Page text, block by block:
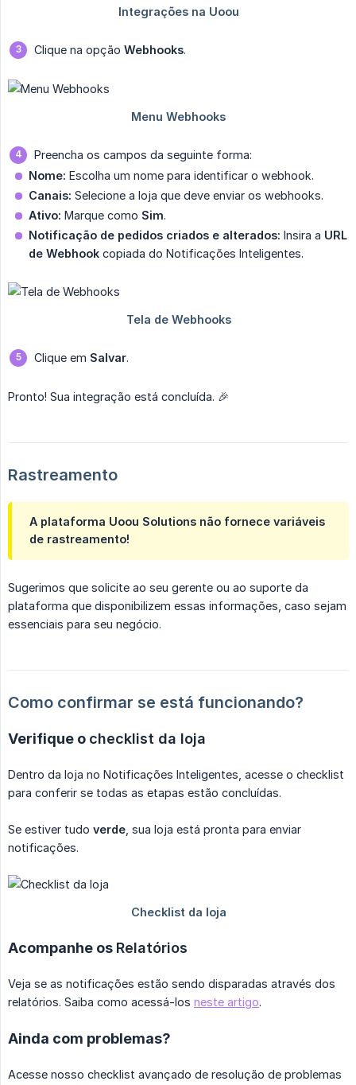
Clique na opção Webhooks.
Preencha os campos da seguinte forma:
Nome: Escolha um nome para identificar o webhook.
Canais: Selecione a loja que deve enviar os webhooks.
Ativo: Marque como Sim.
Notificação de pedidos criados e alterados: Insira a URL
de Webhook copiada do Notificações Inteligentes.
Clique em Salvar.
Pronto! Sua integração está concluída. 🎉
Rastreamento
A plataforma Uoou Solutions não fornece variáveis
de rastreamento!
Sugerimos que solicite ao seu gerente ou ao suporte da
plataforma que disponibilizem essas informações, caso sejam
essenciais para seu negócio.
Como confirmar se está funcionando?
Verifique o checklist da loja
Dentro da loja no Notificações Inteligentes, acesse o checklist
para conferir se todas as etapas estão concluídas.
Se estiver tudo verde , sua loja está pronta para enviar
notificações.
Acompanhe os Relatórios
Veja se as notificações estão sendo disparadas através dos
relatórios. Saiba como acessá-los neste artigo.
Ainda com problemas?
Acesse nosso checklist avançado de resolução de problemas